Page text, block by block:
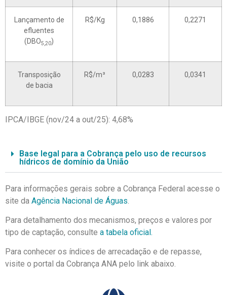
Lançamento de
efluentes
(DBO5,20)
R$/Kg 0,1886 0,2271
Transposição
de bacia
R$/m³ 0,0283 0,0341
IPCA/IBGE (nov/24 a out/25): 4,68%
Base legal para a Cobrança pelo uso de recursos
hídricos de domínio da União
Para informações gerais sobre a Cobrança Federal acesse o
site da Agência Nacional de Águas
Para detalhamento dos mecanismos, preços e valores por
tipo de captação, consulte a tabela oficial.
Para conhecer os índices de arrecadação e de repasse,
visite o portal da Cobrança ANA pelo link abaixo.